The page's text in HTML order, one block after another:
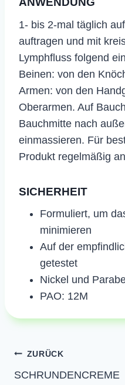
1- bis 2-mal täglich
auftragen und mit
Lymphfluss folgend
Beinen: von den
Armen: von den
Oberarmen. Auf
Bauchmitte nach
einmassieren. Für
Produkt regelmäßig
SICHERHEIT
​​Formuliert, um
minimieren
Auf der
getestet
Nickel und
PAO: 12M
Beitragsnavigation
ZURÜCK
SCHRUNDENCREME